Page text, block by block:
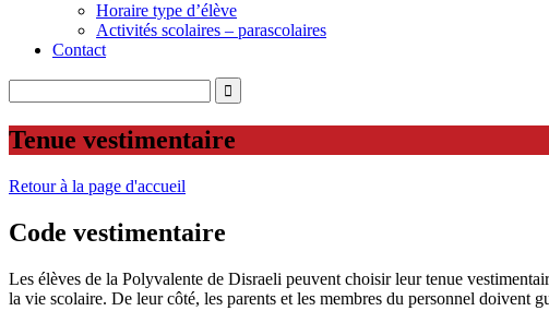
Horaire type d’élève
Activités scolaires – parascolaires
Contact
Tenue vestimentaire
Retour à la page d'accueil
Code vestimentaire
Les élèves de la Polyvalente de Disraeli peuvent choisir leur tenue
la vie scolaire. De leur côté, les parents et les membres du personnel doivent